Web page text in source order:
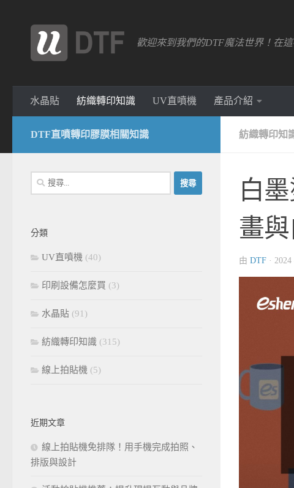
歡迎來到我們的DTF魔法世界！在
水晶貼 紡織轉印知識 UV直噴機 產品介紹
紡織轉印知
白
畫
由 DTF · 2024
DTF直噴轉印膠膜相關知識
搜
尋
字:
分類
UV直噴機 (40)
印刷設備怎麼買 (3)
水晶貼 (91)
紡織轉印知識 (315)
線上拍貼機 (5)
近期文章
線上拍貼機免排隊！用手機完成拍照、
排版與設計